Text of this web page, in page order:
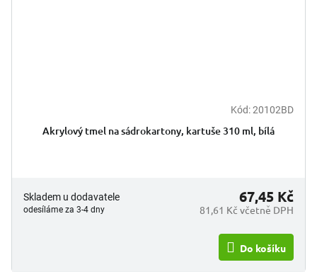
Kód:20102BD
Akrylový tmel na sádrokartony, kartuše 310 ml, bílá
Skladem u dodavatele
odesíláme za 3-4 dny 81,61 Kč včetně DPH
67,45 Kč
Do košíku